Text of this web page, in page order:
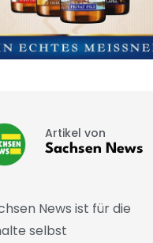
Artikel von
Sachsen News
News ist für die
selbst